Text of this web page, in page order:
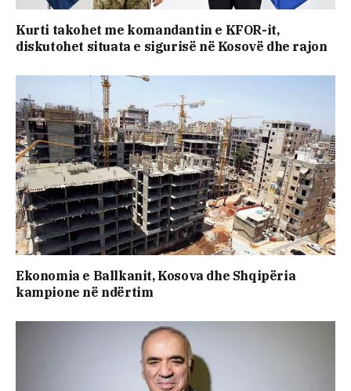
Kurti takohet me komandantin e KFOR-it,
diskutohet situata e sigurisë në Kosovë dhe rajon
Ekonomia e Ballkanit, Kosova dhe Shqipëria
kampione në ndërtim